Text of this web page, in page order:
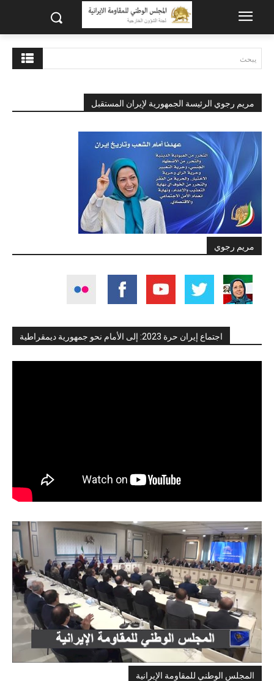
يبحث
مريم رجوي الرئيسة الجمهورية لإيران المستقبل
مريم رجوي
اجتماع إيران حرة 2023: إلى الأمام نحو جمهورية ديمقراطية
المجلس الوطني للمقاومة الإيرانية